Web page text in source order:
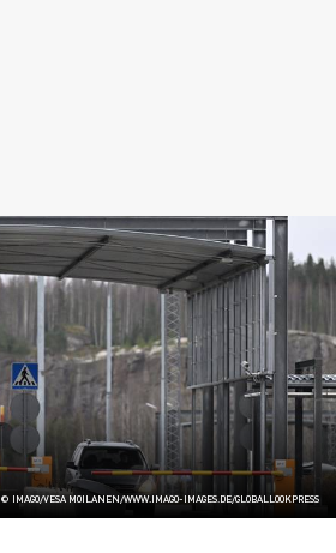
© IMAGO/VESA MOILANEN/WWW.IMAGO-IMAGES.DE/GLOBALLOOKPRESS